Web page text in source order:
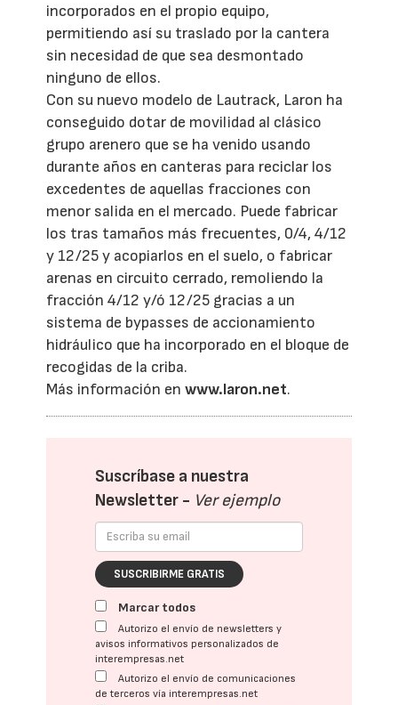
incorporados en el propio equipo,
permitiendo así su traslado por la cantera
sin necesidad de que sea desmontado
ninguno de ellos.
Con su nuevo modelo de Lautrack, Laron ha
conseguido dotar de movilidad al clásico
grupo arenero que se ha venido usando
durante años en canteras para reciclar los
excedentes de aquellas fracciones con
menor salida en el mercado. Puede fabricar
los tras tamaños más frecuentes, 0/4, 4/12
y 12/25 y acopiarlos en el suelo, o fabricar
arenas en circuito cerrado, remoliendo la
fracción 4/12 y/ó 12/25 gracias a un
sistema de bypasses de accionamiento
hidráulico que ha incorporado en el bloque de
recogidas de la criba.
Más información enwww.laron.net.
Suscríbase a nuestra
Newsletter - Ver ejemplo
SUSCRIBIRME GRATIS
Marcar todos
Autorizo el envío de newsletters y
avisos informativos personalizados de
interempresas.net
Autorizo el envío de comunicaciones
de terceros vía interempresas.net